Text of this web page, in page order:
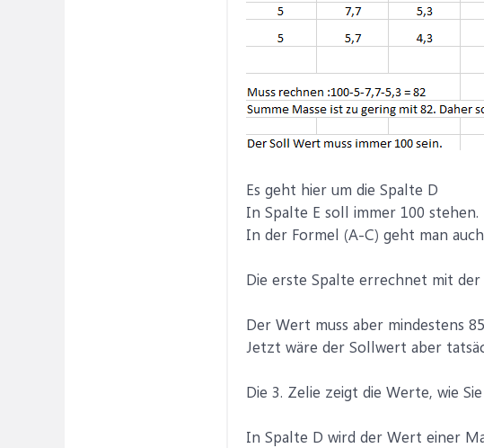
Es geht hier um die Spalte D
In Spalte E soll immer 100 stehen.
In der Formel (A-C) geht man
Die erste Spalte errechnet mit
Der Wert muss aber mindestens
Jetzt wäre der Sollwert aber
Die 3. Zelie zeigt die Werte, wie
In Spalte D wird der Wert einer